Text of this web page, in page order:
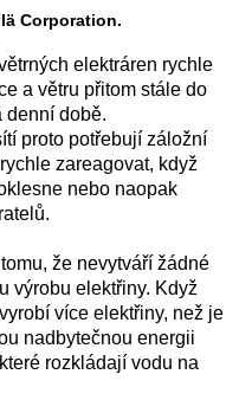
Corporation.
elektráren rychle
a větru přitom stále do
denní době.
proto potřebují záložní
zareagovat, když
nebo naopak
že nevytváří žádné
výrobu elektřiny. Když
více elektřiny, než je
nadbytečnou energii
rozkládají vodu na